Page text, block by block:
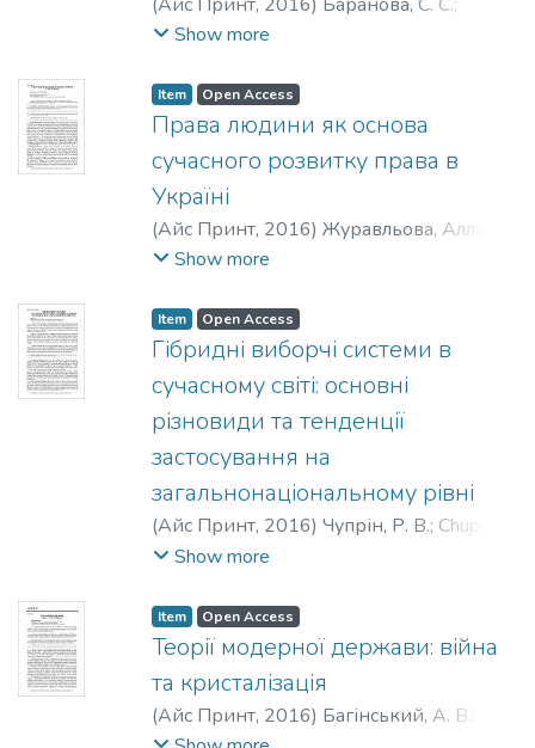
Baranova, S. S.
Show more
Item Open Access
Права людини як основа
сучасного розвитку права в
Україні
(Айс Принт, 2016) Журавльова, Алла
Миколаївна;Zhuravlova, A.
Show more
Item Open Access
Гібридні виборчі системи в
сучасному світі: основні
різновиди та тенденції
застосування на
загальнонаціональному рівні
(Айс Принт, 2016) Чупрін, Р. В.; Chuprin,
R. V.Show more
Item Open Access
Теорії модерної держави: війна
та кристалізація
(Айс Принт, 2016) Багінський, А. В.